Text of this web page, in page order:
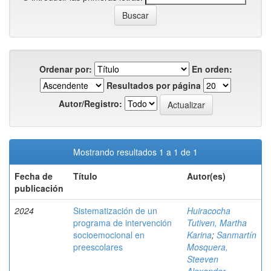
Ordenar por:
En orden:
Resultados por página
Autor/Registro:
Mostrando resultados 1 a 1 de 1
Fecha de
publicación
Título Autor(es)
2024
Sistematización de un
programa de intervención
socioemocional en
preescolares
Huiracocha
Tutiven, Martha
Karina; Sanmartín
Mosquera,
Steeven